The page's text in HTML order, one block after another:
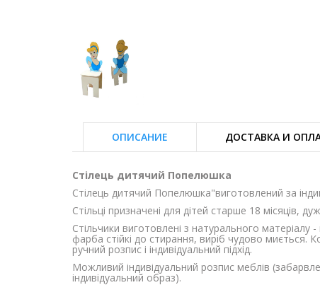
ОПИСАНИЕ ДОСТАВКА И
Стілець дитячий Попелюшка
Стілець дитячий Попелюшка"виготовлений за
Стільці призначені для дітей старше 18 місяців,
Стільчики виготовлені з натурального
фарба стійкі до стирання, виріб чудово миється.
ручний розпис і індивідуальний підхід.
Можливий індивідуальний розпис меблів
індивідуальний образ).